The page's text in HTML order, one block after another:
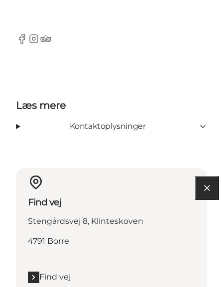
Facebook
Instagram
TripAdvisor
Læs mere
Kontaktoplysninger
Find vej
Stengårdsvej 8, Klinteskoven
4791 Borre
Find vej